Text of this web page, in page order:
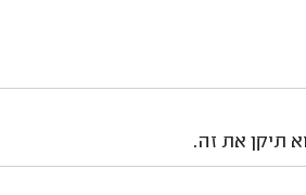
תיקן את זה.